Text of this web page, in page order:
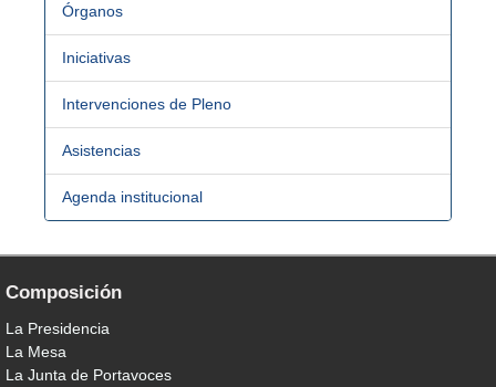
Órganos
Iniciativas
Intervenciones de Pleno
Asistencias
Agenda institucional
Composición
La Presidencia
La Mesa
La Junta de Portavoces